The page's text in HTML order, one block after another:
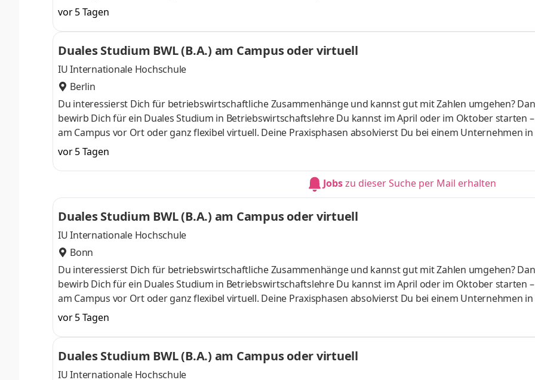
Nähe. Ab dem 3. Semester belegst Du eine von fünf Spezialisierungsmöglichkeiten – und kannst Dich so noch
gezielter auf Deinen Traumjob vorbereiten: Accounting &
ControllingSteuerberatungSozialmanagementHandelsmanagementLogistikmanagement Aufgaben Du
Studium ohne Numerus clausus oder Aufnahmeprüfung startenDu absolvierst ein staatlich anerkanntes
vor 5 Tagen
Duales Studium BWL (B.A.) am Campus oder virtuell
IU Internationale Hochschule
Berlin
Du interessierst Dich für betriebswirtschaftliche Zusammenhänge und kannst gut mit Zahlen umgehen?
bewirb Dich für ein Duales Studium in Betriebswirtschaftslehre Du kannst im April oder im Oktober starten
am Campus vor Ort oder ganz flexibel virtuell. Deine Praxisphasen absolvierst Du bei einem Unternehmen
Nähe. Ab dem 3. Semester belegst Du eine von fünf Spezialisierungsmöglichkeiten – und kannst Dich so noch
gezielter auf Deinen Traumjob vorbereiten: Accounting &
ControllingSteuerberatungSozialmanagementHandelsmanagementLogistikmanagement Aufgaben Du
Studium ohne Numerus clausus oder Aufnahmeprüfung startenDu absolvierst ein staatlich anerkanntes
vor 5 Tagen
Jobszu dieser Suche per Mail erhalten
Duales Studium BWL (B.A.) am Campus oder virtuell
IU Internationale Hochschule
Bonn
Du interessierst Dich für betriebswirtschaftliche Zusammenhänge und kannst gut mit Zahlen umgehen?
bewirb Dich für ein Duales Studium in Betriebswirtschaftslehre Du kannst im April oder im Oktober starten
am Campus vor Ort oder ganz flexibel virtuell. Deine Praxisphasen absolvierst Du bei einem Unternehmen
Nähe. Ab dem 3. Semester belegst Du eine von fünf Spezialisierungsmöglichkeiten – und kannst Dich so noch
gezielter auf Deinen Traumjob vorbereiten: Accounting &
ControllingSteuerberatungSozialmanagementHandelsmanagementLogistikmanagement Aufgaben Du
Studium ohne Numerus clausus oder Aufnahmeprüfung startenDu absolvierst ein staatlich anerkanntes
vor 5 Tagen
Duales Studium BWL (B.A.) am Campus oder virtuell
IU Internationale Hochschule